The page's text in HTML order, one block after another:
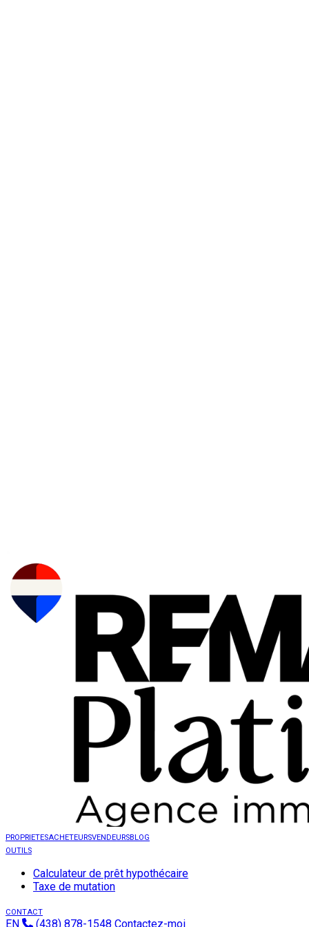
PROPRIETESACHETEURSVENDEURSBLOG
OUTILS
Calculateur de prêt hypothécaire
Taxe de mutation
CONTACT
EN (438) 878-1548 Contactez-moi